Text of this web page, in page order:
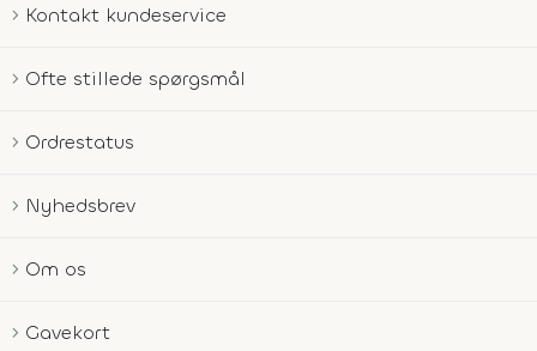
Kontakt kundeservice
Ofte stillede spørgsmål
Ordrestatus
Nyhedsbrev
Om os
Gavekort